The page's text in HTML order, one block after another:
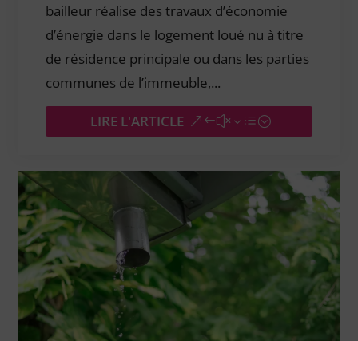
bailleur réalise des travaux d’économie
d’énergie dans le logement loué nu à titre
de résidence principale ou dans les parties
communes de l’immeuble,...
LIRE L'ARTICLE